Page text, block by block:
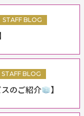
STAFF BLOG
スのご紹介 】
STAFF BLOG